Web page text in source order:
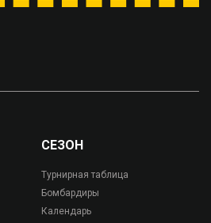
СЕЗОН
Турнирная таблица
Бомбардиры
Календарь